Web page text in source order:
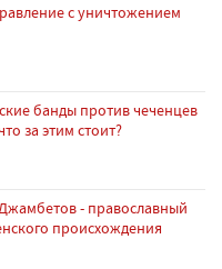
с уничтожением
банды против чеченцев
за этим стоит?
- православный
происхождения